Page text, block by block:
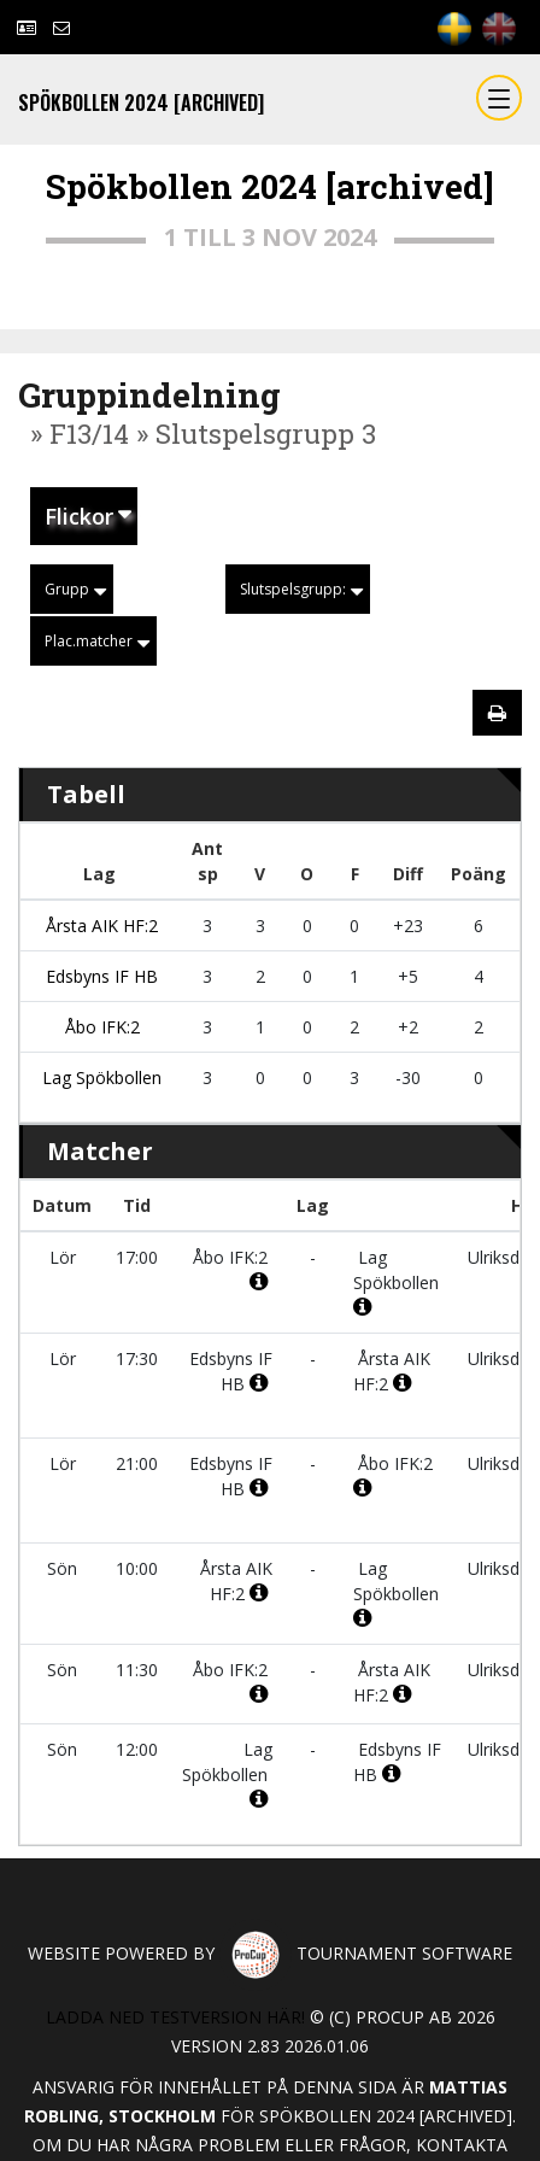
SPÖKBOLLEN 2024 [ARCHIVED]
Spökbollen 2024 [archived]
1 TILL 3 NOV 2024
Gruppindelning
» F13/14 » Slutspelsgrupp 3
Flickor
Grupp Slutspelsgrupp:
Plac.matcher
Tabell
Lag
Ant
sp
V O F Diff Poäng
Årsta AIK HF:2 3 3 0 0 +23 6
Edsbyns IF HB 3 2 0 1 +5 4
Åbo IFK:2 3 1 0 2 +2 2
Lag Spökbollen 3 0 0 3 -30 0
Matcher
Datum Tid Lag
Lör 17:00 Åbo IFK:2 -
Lag
Spökbollen
Lör 17:30
Edsbyns IF
HB
-
Årsta AIK
HF:2
Lör 21:00
Edsbyns IF
HB
- Åbo IFK:2
Sön 10:00
Årsta AIK
HF:2
-
Lag
Spökbollen
Sön 11:30 Åbo IFK:2 -
Årsta AIK
HF:2
Sön 12:00
Lag
Spökbollen
-
Edsbyns IF
HB
WEBSITE POWERED BY TOURNAMENT SOFTWARE
LADDA NED TESTVERSION HÄR! © (C) PROCUP AB 2026
VERSION 2.83 2026.01.06
ANSVARIG FÖR INNEHÅLLET PÅ DENNA SIDA ÄR MATTIAS
ROBLING, STOCKHOLM FÖR SPÖKBOLLEN 2024 [ARCHIVED].
OM DU HAR NÅGRA PROBLEM ELLER FRÅGOR, KONTAKTA